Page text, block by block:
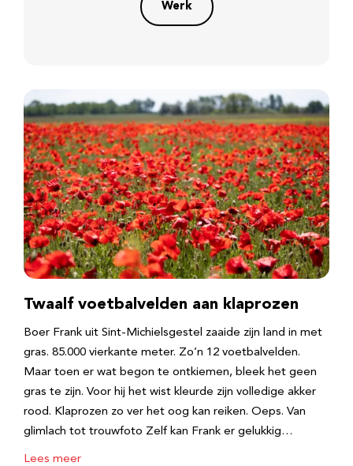
Werk
Twaalf voetbalvelden aan klaprozen
Boer Frank uit Sint-Michielsgestel zaaide zijn land in met
gras. 85.000 vierkante meter. Zo’n 12 voetbalvelden.
Maar toen er wat begon te ontkiemen, bleek het geen
gras te zijn. Voor hij het wist kleurde zijn volledige akker
rood. Klaprozen zo ver het oog kan reiken. Oeps. Van
glimlach tot trouwfoto Zelf kan Frank er gelukkig…
Lees meer